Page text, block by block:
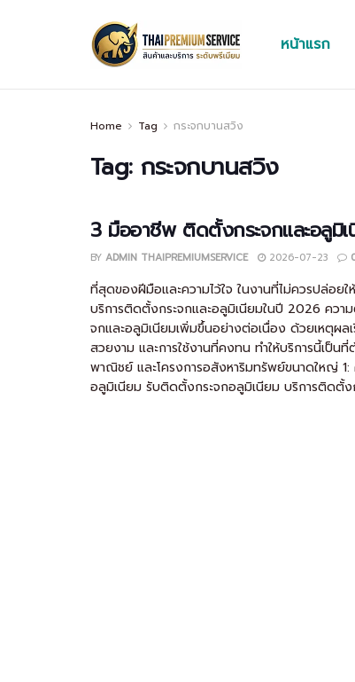
หน้าแรก
Home Tag กระจกบานสวิง
Tag:กระจกบานสวิง
3 มืออาชีพ ติดตั้งกระจกและอลูมิ
BY ADMIN THAIPREMIUMSERVICE 2026-07-23
ที่สุดของฝีมือและความไว้ใจ ในงานที่ไม่ควรปล่อย
บริการติดตั้งกระจกและอลูมิเนียมในปี 2026 ควา
จกและอลูมิเนียมเพิ่มขึ้นอย่างต่อเนื่อง ด้วยเหตุผล
สวยงาม และการใช้งานที่คงทน ทำให้บริการนี้เป็น
พาณิชย์ และโครงการอสังหาริมทรัพย์ขนาดใหญ่
อลูมิเนียม รับติดตั้งกระจกอลูมิเนียม บริการติดตั้ง